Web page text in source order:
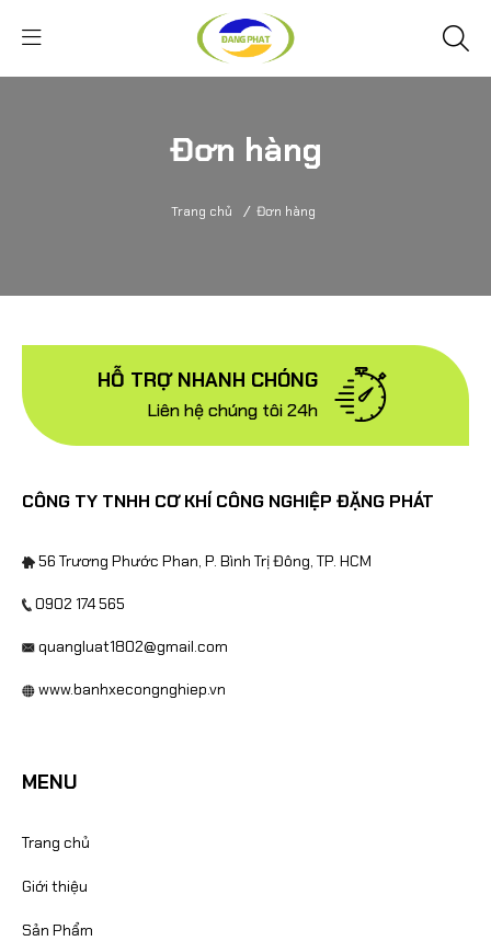
Đơn hàng
Trang chủ / Đơn hàng
HỖ TRỢ NHANH CHÓNG
Liên hệ chúng tôi 24h
CÔNG TY TNHH CƠ KHÍ CÔNG NGHIỆP ĐẶNG PHÁT
56 Trương Phước Phan, P. Bình Trị Đông, TP. HCM
0902 174 565
quangluat1802@gmail.com
www.banhxecongnghiep.vn
MENU
Trang chủ
Giới thiệu
Sản Phẩm